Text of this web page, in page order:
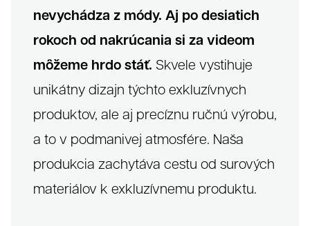
nevychádza z módy. Aj po desiatich
rokoch od nakrúcania si za videom
môžeme hrdo stáť. Skvele vystihuje
unikátny dizajn týchto exkluzívnych
produktov, ale aj precíznu ručnú výrobu,
a to v podmanivej atmosfére. Naša
produkcia zachytáva cestu od surových
materiálov k exkluzívnemu produktu.